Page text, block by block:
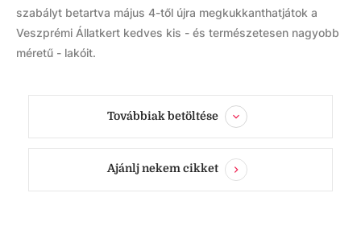
szabályt betartva május 4-től újra megkukkanthatjátok a
Veszprémi Állatkert kedves kis - és természetesen nagyobb
méretű - lakóit.
Továbbiak betöltése
Ajánlj nekem cikket